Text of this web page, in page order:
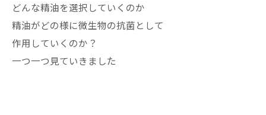
どんな精油を選択していくのか
精油がどの様に微生物の抗菌として
作用していくのか？
一つ一つ見ていきました